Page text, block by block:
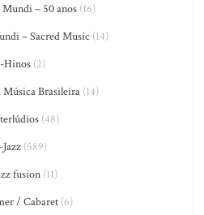
– 50 anos(16)
– Sacred Music (14)
-Hinos (2)
Brasileira(14)
(48)
-Jazz(589)
fusion(11)
/ Cabaret (6)